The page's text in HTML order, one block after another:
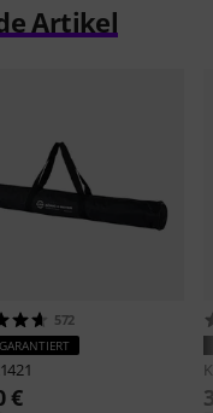
Artikel
572
€